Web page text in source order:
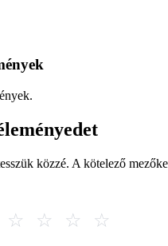
közzé. A kötelező